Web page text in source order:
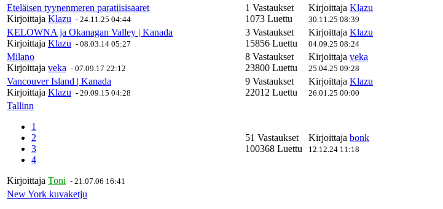
Eteläisen tyynenmeren paratiisisaaret
Kirjoittaja Klazu - 24.11.25 04:44
1 Vastaukset
1073 Luettu
Kirjoittaja Klazu
30.11.25 08:39
KELOWNA ja Okanagan Valley | Kanada
Kirjoittaja Klazu - 08.03.14 05:27
3 Vastaukset
15856 Luettu
Kirjoittaja Klazu
04.09.25 08:24
Milano
Kirjoittaja veka - 07.09.17 22:12
8 Vastaukset
23800 Luettu
Kirjoittaja veka
25.04.25 09:28
Vancouver Island | Kanada
Kirjoittaja Klazu - 20.09.15 04:28
9 Vastaukset
22012 Luettu
Kirjoittaja Klazu
26.01.25 00:00
Tallinn
1
2
3
4
Kirjoittaja Toni - 21.07.06 16:41
51 Vastaukset
100368 Luettu
Kirjoittaja bonk
12.12.24 11:18
New York kuvaketju